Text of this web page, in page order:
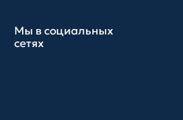
Мы в социальных
сетях